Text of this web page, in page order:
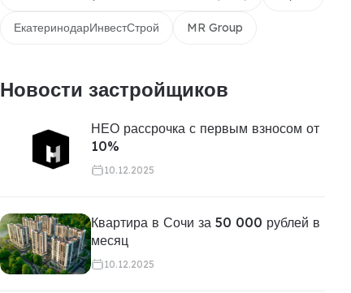
ЕкатеринодарИнвестСтрой MR Group
Новости застройщиков
НЕО рассрочка с первым взносом от
10%
10.12.2025
Квартира в Сочи за 50 000 рублей в
месяц
10.12.2025